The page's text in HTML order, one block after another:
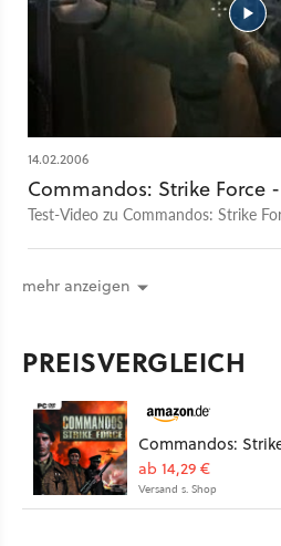
14.02.2006
Commandos: Strike Force
Test-Video zu Commandos: Strike
mehr anzeigen
PREISVERGLEICH
Commandos:
ab 14,29 €
Versand s. Shop